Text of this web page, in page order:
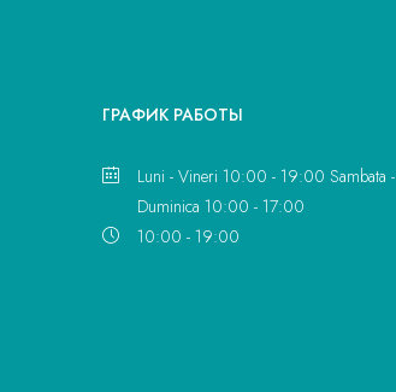
ГРАФИК РАБОТЫ
Luni - Vineri 10:00 - 19:00 Sambata -
Duminica 10:00 - 17:00
10:00 - 19:00